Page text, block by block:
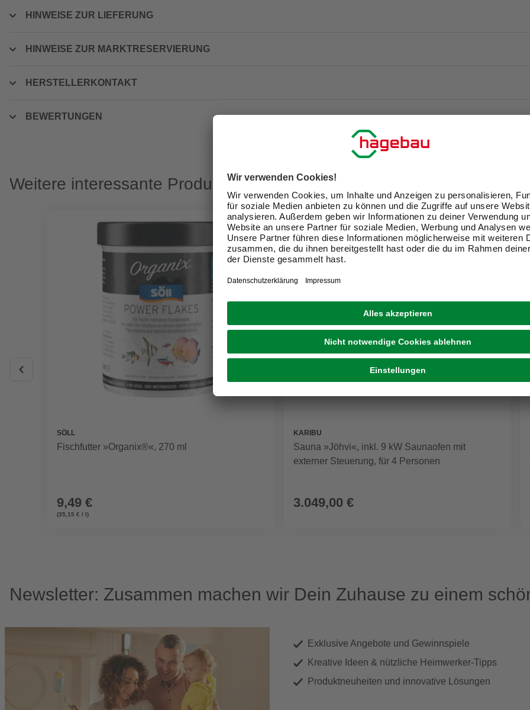
HINWEISE ZUR LIEFERUNG
HINWEISE ZUR MARKTRESERVIERUNG
HERSTELLERKONTAKT
BEWERTUNGEN
Weitere interessante Produkte
SÖLL
Fischfutter »Organix®«, 270 ml
9,49 €
(35,15 € / l)
KARIBU
Sauna »Jöhvi«, inkl. 9 kW Saunaofen mit
externer Steuerung, für 4 Personen
3.049,00 €
Newsletter: Zusammen machen wir Dein Zuhause zu einem
Exklusive Angebote und Gewinnspiele
Kreative Ideen & nützliche Heimwerker-Tipps
Produktneuheiten und innovative Lösungen